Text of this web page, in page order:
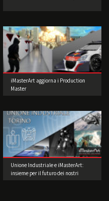
iMasterArt aggiorna i Production
Master
Unione Industriale e iMasterArt:
insieme per il futuro dei nostri